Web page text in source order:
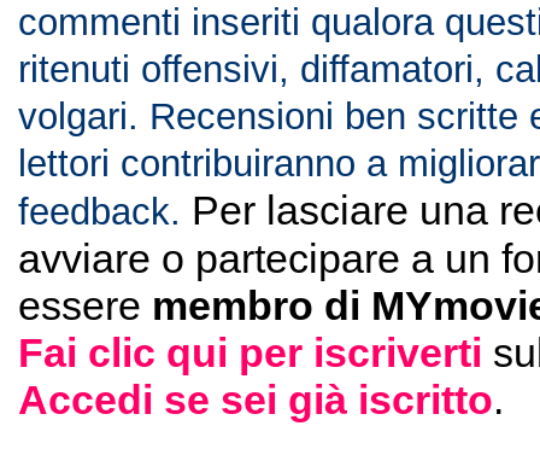
commenti inseriti qualora
ritenuti offensivi, diffamatori,
volgari. Recensioni ben scritte
lettori contribuiranno a
feedback. Per lasciare una
avviare o partecipare a un
essere membro di
Fai clic qui per iscriverti
Accedi se sei già iscritto.